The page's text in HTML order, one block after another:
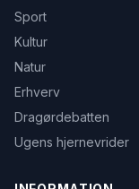
Sport
Kultur
Natur
Erhverv
Dragørdebatten
Ugens hjernevrider